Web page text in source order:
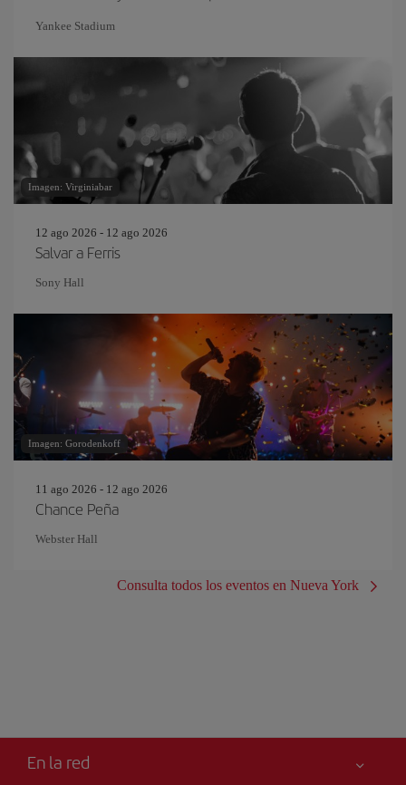
Yankee Stadium
Imagen: Virginiabar
12 ago 2026 - 12 ago 2026
Salvar a Ferris
Sony Hall
Imagen: Gorodenkoff
11 ago 2026 - 12 ago 2026
Chance Peña
Webster Hall
Consulta todos los eventos en Nueva York
En la red